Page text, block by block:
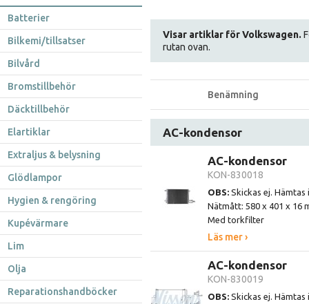
Batterier
Bilkemi/tillsatser
Bilvård
Bromstillbehör
Däcktillbehör
Elartiklar
Extraljus & belysning
Glödlampor
Hygien & rengöring
Kupévärmare
Lim
Olja
Reparationshandböcker
Visar artiklar för Volkswagen.
rutan ovan.
Benämning
AC-kondensor
AC-kondensor
KON-830018
OBS: Skickas ej.
Nätmått: 580 x 401 x 16
Med torkfilter
Läs mer ›
AC-kondensor
KON-830019
OBS: Skickas ej.